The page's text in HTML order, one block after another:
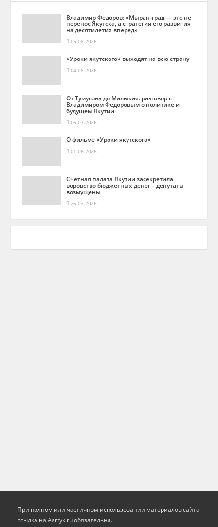
Владимир Федоров: «Мыран-град — это не
перенос Якутска, а стратегия его развития
на десятилетия вперед»
05.08.2026
«Уроки якутского» выходят на всю страну
04.08.2026
От Тумусова до Малыкая: разговор с
Владимиром Федоровым о политике и
будущем Якутии
06.07.2026
О фильме «Уроки якутского»
01.06.2026
Счетная палата Якутии засекретила
воровство бюджетных денег – депутаты
возмущены
26.03.2026
При полном или частичном использовании материалов сайта
ссылка на Aartyk.ru oбязательна.